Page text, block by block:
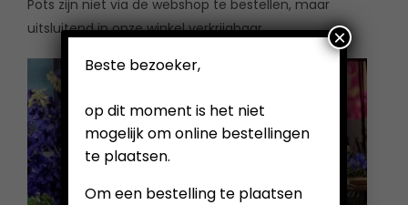
Pots zijn niet via de webshop te bestellen, maar
uitsluitend in onze winkel verkrijgbaar.
Beste bezoeker,
op dit moment is het niet
mogelijk om online bestellingen
te plaatsen.
Om een bestelling te plaatsen
×